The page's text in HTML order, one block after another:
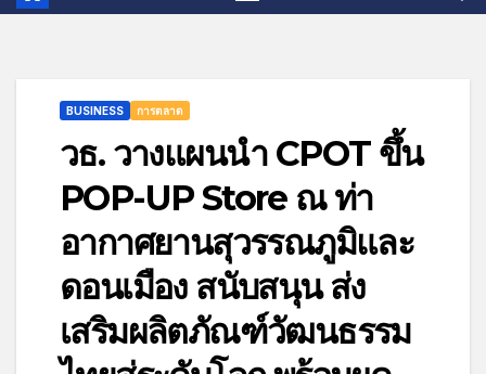
BUSINESS การตลาด
วธ. วางแผนนำ CPOT ขึ้น
POP-UP Store ณ ท่า
อากาศยานสุวรรณภูมิและ
ดอนเมือง สนับสนุน ส่ง
เสริมผลิตภัณฑ์วัฒนธรรม